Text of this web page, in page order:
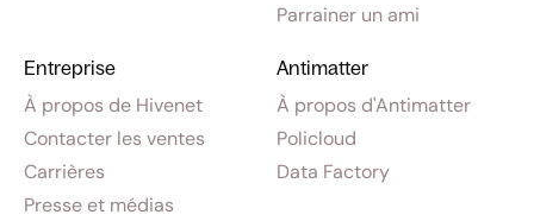
Parrainer un ami
Entreprise
À propos de Hivenet
Contacter les ventes
Carrières
Presse et médias
Antimatter
À propos d'Antimatter
Policloud
Data Factory